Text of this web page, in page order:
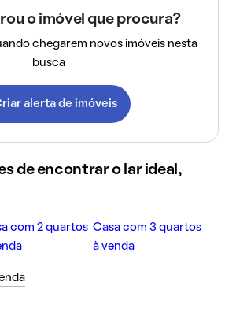
o imóvel que procura?
chegarem novos imóveis nesta
busca
alerta de imóveis
de encontrar o lar ideal,
com 2 quartos Casa com 3 quartos
à venda